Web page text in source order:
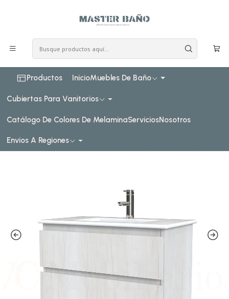
Productos InicioMuebles De Baño
Cubiertas Para Vanitorios
Catálogo De Colores De MelaminaServiciosNosotros
Envios A Regiones
Muebles vanitorios aereo simple de loza 70 cm
Mueble vanitorio aereo con cubierta de loza de 70 cm / M3-
701-A / Toscana